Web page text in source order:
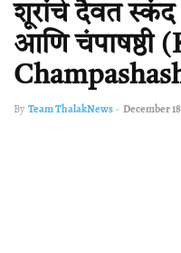
शूरांचे दैवत
आणि चंपाषष्ठी
By Team ThalakNews- December